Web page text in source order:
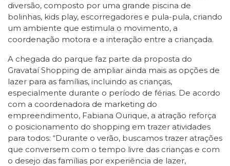
diversão, composto por uma grande piscina de
bolinhas, kids play, escorregadores e pula-pula, criando
um ambiente que estimula o movimento, a
coordenação motora e a interação entre a criançada.
A chegada do parque faz parte da proposta do
Gravataí Shopping de ampliar ainda mais as opções de
lazer para as famílias, incluindo as crianças,
especialmente durante o período de férias. De acordo
com a coordenadora de marketing do
empreendimento, Fabiana Ourique, a atração reforça
o posicionamento do shopping em trazer atividades
para todos: “Durante o verão, buscamos trazer atrações
que conversem com o tempo livre das crianças e com
o desejo das famílias por experiência de lazer,